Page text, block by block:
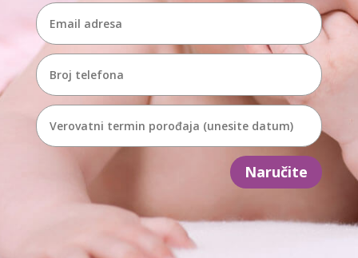
Naručite